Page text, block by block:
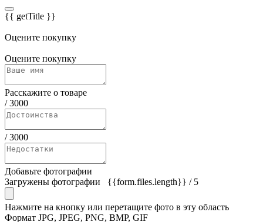
{{ getTitle }}
Оцените покупку
Оцените покупку
Расскажите о товаре
/3000
/3000
Добавьте фотографии
Загружены фотографии
{{form.files.length}} / 5
Нажмите на кнопку или перетащите фото в эту область
Формат JPG, JPEG, PNG, BMP, GIF